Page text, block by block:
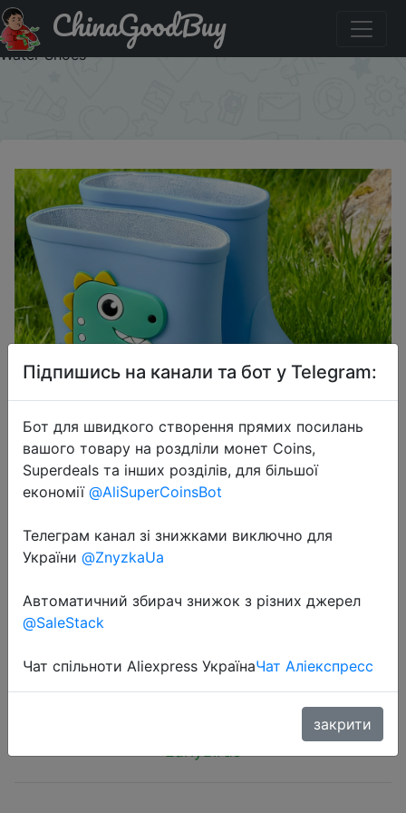
Придбати по акціи 2025 New Unicorn Children's Rain
Shoes for Boys and Girls, Baby Rain Boots, Children's
Water Shoes
ChinaGoodBuy
2025-10-08
2025 New Unicorn Children's Rain
Boots, Children's Water Shoes
$5.25
Підпишись на канали та бот у Telegram:
Бот для швидкого створення прямих посилань
вашого товару на роздліли монет Coins,
Superdeals та інших розділів, для більшої
економії @AliSuperCoinsBot
Телеграм канал зі знижками виключно для
України @ZnyzkaUa
Автоматичний збирач знижок з різних джерел
@SaleStack
Чат спільноти Aliexpress УкраїнаЧат Аліекспресс
закрити